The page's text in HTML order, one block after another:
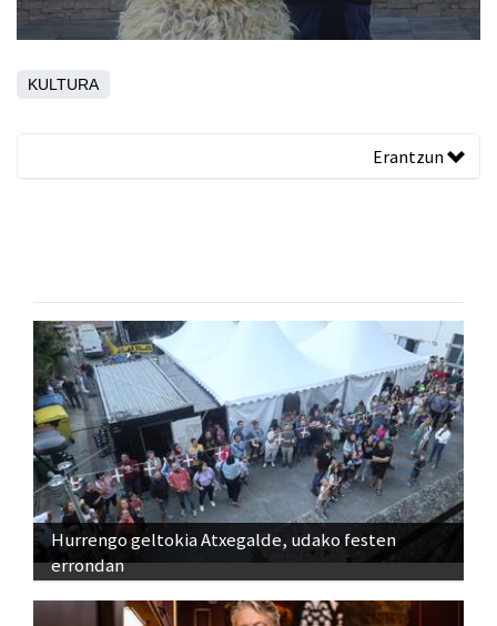
KULTURA
Erantzun
Hurrengo geltokia Atxegalde, udako festen
errondan